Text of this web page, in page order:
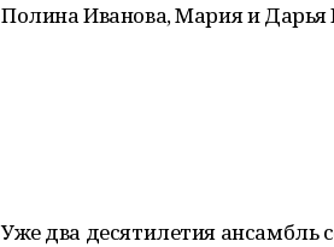
Полина Иванова, Мария и
Уже два десятилетия ансамбль